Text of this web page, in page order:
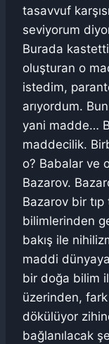
tasavvuf
seviyorum
Burada
oluşturan o
istedim,
arıyordum.
yani madde…
maddecilik.
o? Babalar ve
Bazarov.
Bazarov bir
bilimlerinden
bakış ile
maddi
bir doğa bilim
üzerinden, fark
dökülüyor
bağlanılacak